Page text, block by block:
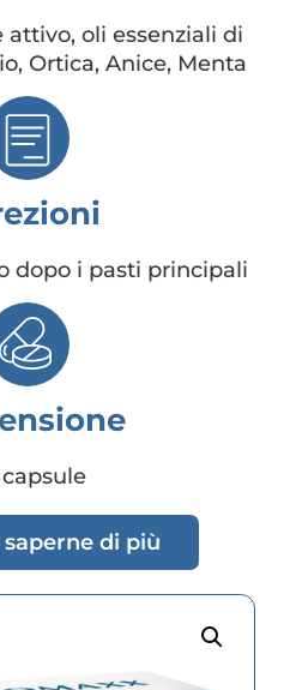
attivo, oli essenziali di
Ortica, Anice, Menta
dopo i pasti principali
di più